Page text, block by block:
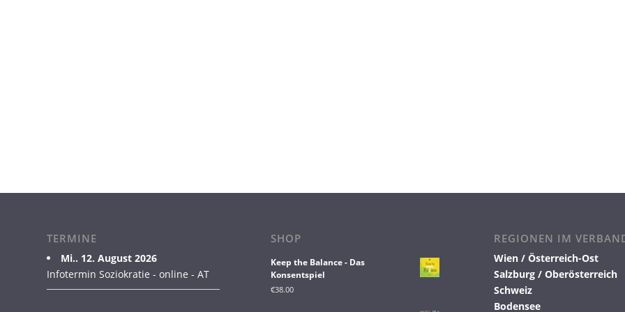
TERMINE
Mi.. 12. August 2026
Infotermin Soziokratie - online - AT
SHOP
Keep the Balance - Das
Konsentspiel
€38.00
REGIONEN IM
Wien / Österreich-Ost
Salzburg / Oberösterreich
Schweiz
Bodensee